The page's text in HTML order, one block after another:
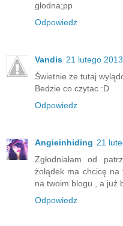
głodna;pp
Odpowiedz
Vandis 21 lutego
Świetnie ze tutaj
Bedzie co czytac :D
Odpowiedz
Angieinhiding 21
Zgłodniałam od
żołądek ma chcicę
na twoim blogu , a już
Odpowiedz